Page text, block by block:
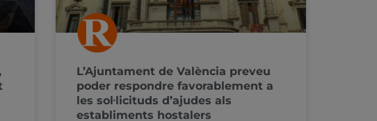
L’Ajuntament de València preveu
poder respondre favorablement a
les sol·licituds d’ajudes als
establiments hostalers